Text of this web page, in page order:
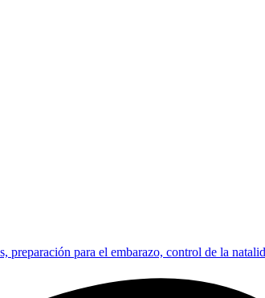
preparación para el embarazo, control de la